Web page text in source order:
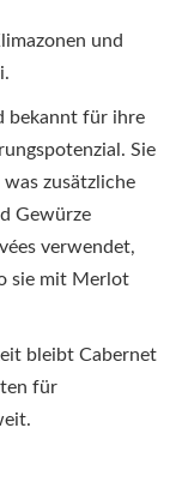
und
bekannt für ihre
Sie
zusätzliche
Gewürze
verwendet,
sie mit Merlot
bleibt Cabernet
für